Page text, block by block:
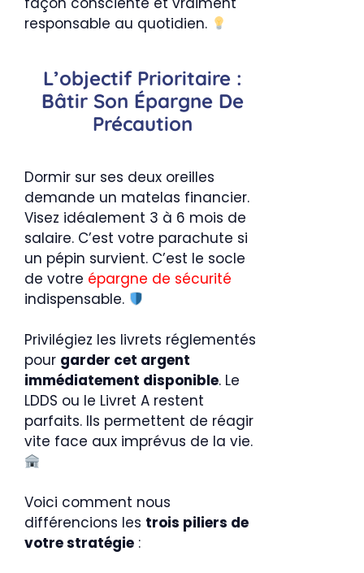
responsable au quotidien.
L’objectif Prioritaire :
Bâtir Son Épargne De
Précaution
Dormir sur ses deux oreilles
demande un matelas financier.
Visez idéalement 3 à 6 mois de
salaire. C’est votre parachute si
un pépin survient. C’est le socle
de votre épargne de sécurité
indispensable.
Privilégiez les livrets réglementés
pour garder cet argent
immédiatement disponible. Le
LDDS ou le Livret A restent
parfaits. Ils permettent de réagir
vite face aux imprévus de la vie.
Voici comment nous
différencions les trois piliers de
votre stratégie :